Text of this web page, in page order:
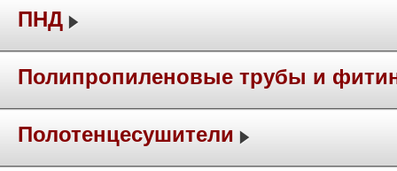
ПНД
Полипропиленовые трубы и
Полотенцесушители